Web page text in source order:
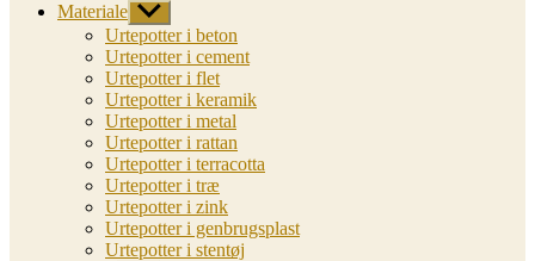
Materiale Vis
undermenu
Urtepotter i beton
Urtepotter i cement
Urtepotter i flet
Urtepotter i keramik
Urtepotter i metal
Urtepotter i rattan
Urtepotter i terracotta
Urtepotter i træ
Urtepotter i zink
Urtepotter i genbrugsplast
Urtepotter i stentøj